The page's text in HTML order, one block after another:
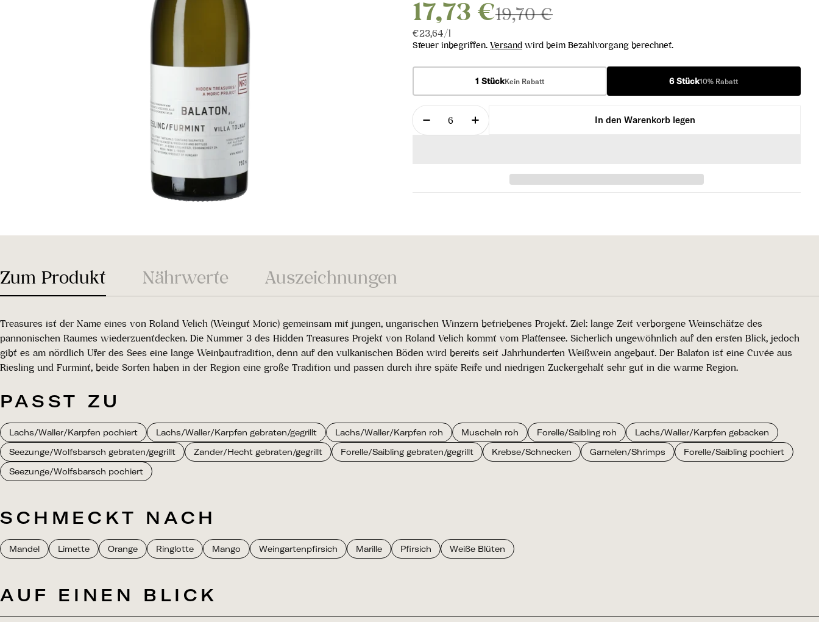
17,73 €19,70 €
Stückpreis
€23,64/pro
l
Steuer inbegriffen. Versand wird beim Bezahlvorgang berechnet.
1 StückKein Rabatt 6 Stück10% Rabatt
Menge
Menge für Balaton Nr. 3 - hidden treasures 2022 verringern
Menge für Balaton Nr. 3 - hidden treasures 2022 erhöhen
In den Warenkorb legen
Zum Produkt Nährwerte Auszeichnungen
Treasures ist der Name eines von Roland Velich (Weingut Moric) gemeinsam mit jungen, ungarischen Winzern betriebenes Projekt. Ziel: lange Zeit verborgene Weinschätze des
pannonischen Raumes wiederzuentdecken. Die Nummer 3 des Hidden Treasures Projekt von Roland Velich kommt vom Plattensee. Sicherlich ungewöhnlich auf den ersten Blick, jedoch
gibt es am nördlich Ufer des Sees eine lange Weinbautradition, denn auf den vulkanischen Böden wird bereits seit Jahrhunderten Weißwein angebaut. Der Balaton ist eine Cuvée aus
Riesling und Furmint, beide Sorten haben in der Region eine große Tradition und passen durch ihre späte Reife und niedrigen Zuckergehalt sehr gut in die warme Region.
PASST ZU
Lachs/Waller/Karpfen pochiert Lachs/Waller/Karpfen gebraten/gegrillt Lachs/Waller/Karpfen roh Muscheln roh Forelle/Saibling roh
Lachs/Waller/Karpfen gebacken
Seezunge/Wolfsbarsch gebraten/gegrillt
Zander/Hecht gebraten/gegrillt Forelle/Saibling gebraten/gegrillt Krebse/Schnecken Garnelen/Shrimps
Forelle/Saibling pochiert
Seezunge/Wolfsbarsch pochiert
SCHMECKT NACH
Mandel Limette Orange Ringlotte Mango Weingartenpfirsich Marille Pfirsich Weiße Blüten
AUF EINEN BLICK